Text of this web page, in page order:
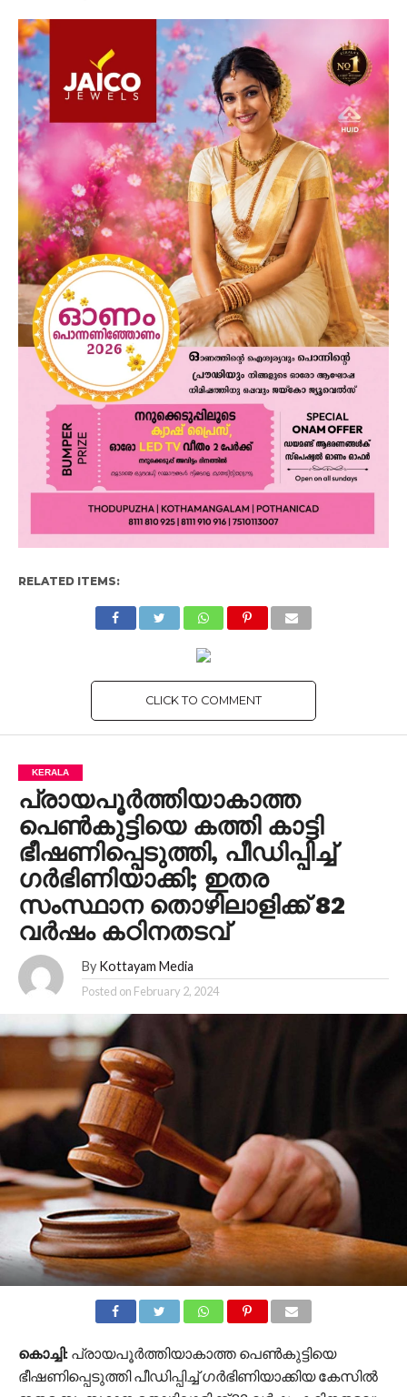
RELATED ITEMS:
CLICK TO COMMENT
KERALA
പ്രായപൂര്‍ത്തിയാകാത്ത
പെണ്‍കുട്ടിയെ കത്തി കാട്ടി
ഭീഷണിപ്പെടുത്തി, പീഡിപ്പിച്ച്
ഗര്‍ഭിണിയാക്കി; ഇതര
സംസ്ഥാന തൊഴിലാളിക്ക് 82
വര്‍ഷം കഠിനതടവ്
By Kottayam Media
Posted on February 2, 2024
കൊച്ചി:പ്രായപൂര്‍ത്തിയാകാത്ത പെണ്‍കുട്ടിയെ
ഭീഷണിപ്പെടുത്തി പീഡിപ്പിച്ച് ഗര്‍ഭിണിയാക്കിയ കേസില്‍